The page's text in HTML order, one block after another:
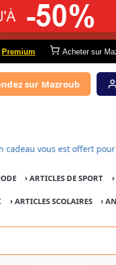
Premium Acheter sur
sur Mazroub
Un cadeau vous est
›ARTICLES DE SPORT ›
› ARTICLES SCOLAIRES ›